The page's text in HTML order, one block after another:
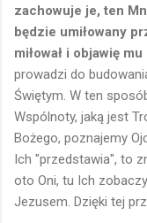
zachowuje je, ten
będzie umiłowany
miłował i objawię
prowadzi do
Świętym. W ten
Wspólnoty, jaką jest
Bożego, poznajemy
Ich "przedstawia", to
oto Oni, tu Ich
Jezusem. Dzięki tej